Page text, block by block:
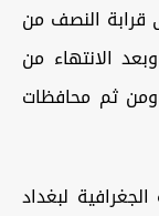
قرابة النصف من
شخص، وبعد الانتهاء من
ومن ثم محافظات
لبغداد